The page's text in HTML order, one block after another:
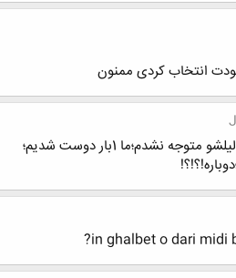
انتخاب کردی ممنون
سلام؛ممنون بابت دوستی؛اما دلیلشو متوجه نشدم؛ما 1بار دوست شدیم؛
in ghalbet o dari midi